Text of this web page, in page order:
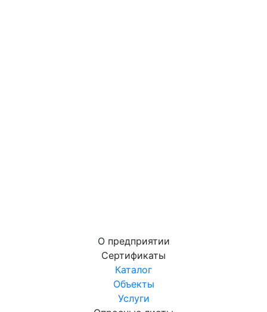
О предприятии
Сертификаты
Каталог
Объекты
Услуги